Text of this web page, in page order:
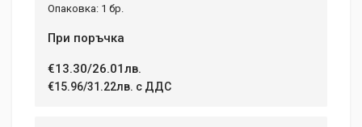
1 бр.
При поръчка
€13.30/26.01лв.
€15.96/31.22лв. с ДДС